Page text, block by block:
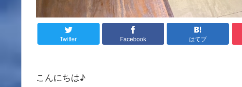
Twitter Facebook はてブ
こんにちは♪